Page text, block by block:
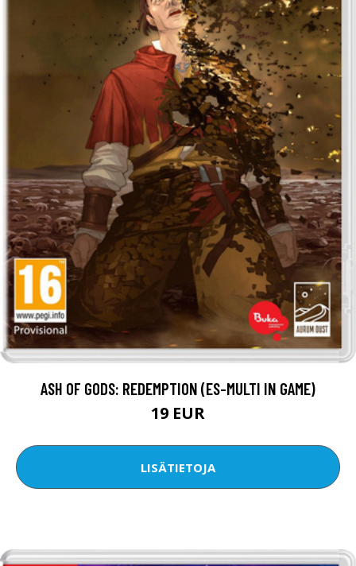
ASH OF GODS: REDEMPTION (ES-MULTI IN GAME)
19 EUR
LISÄTIETOJA